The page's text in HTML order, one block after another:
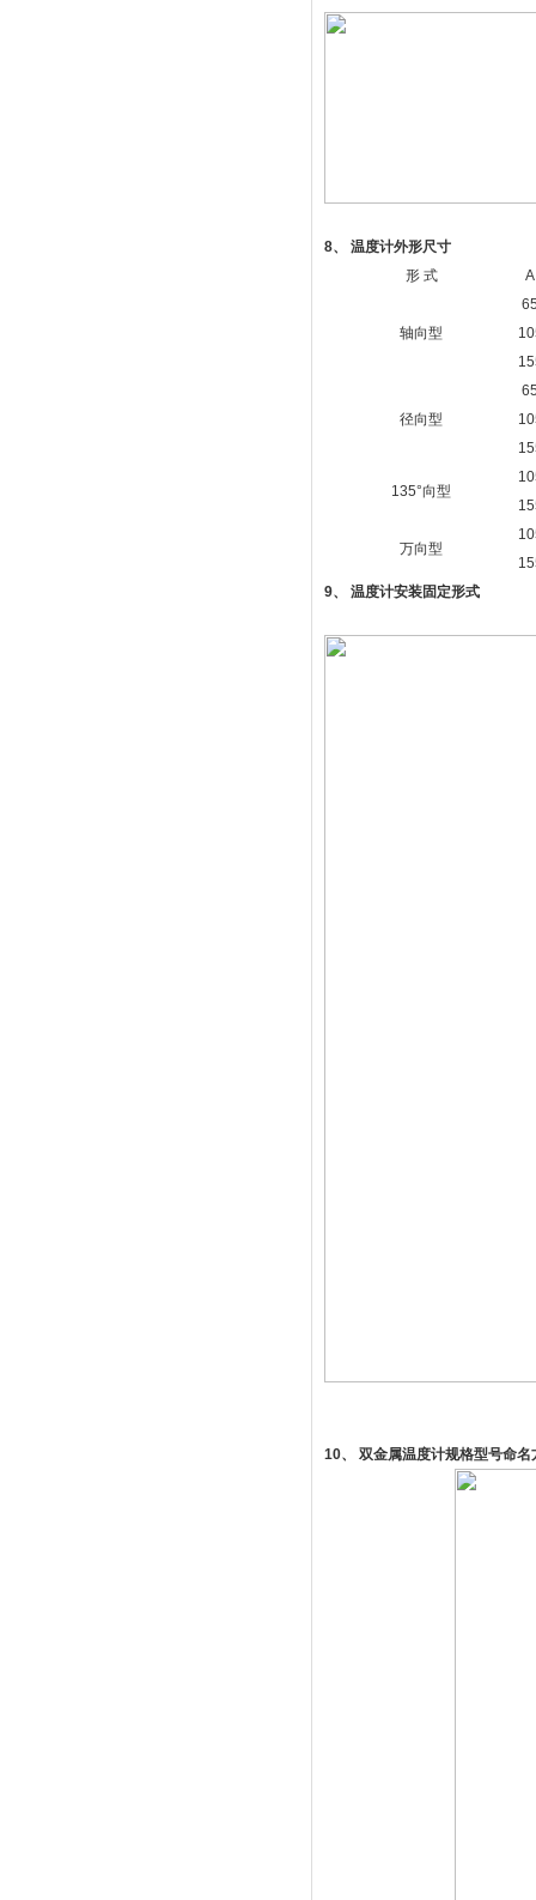
8、 温度计外形尺寸
形 式
A
轴向型
径向型
135°向型
万向型
9、 温度计安装固定形式
10、 双金属温度计规格型号命名